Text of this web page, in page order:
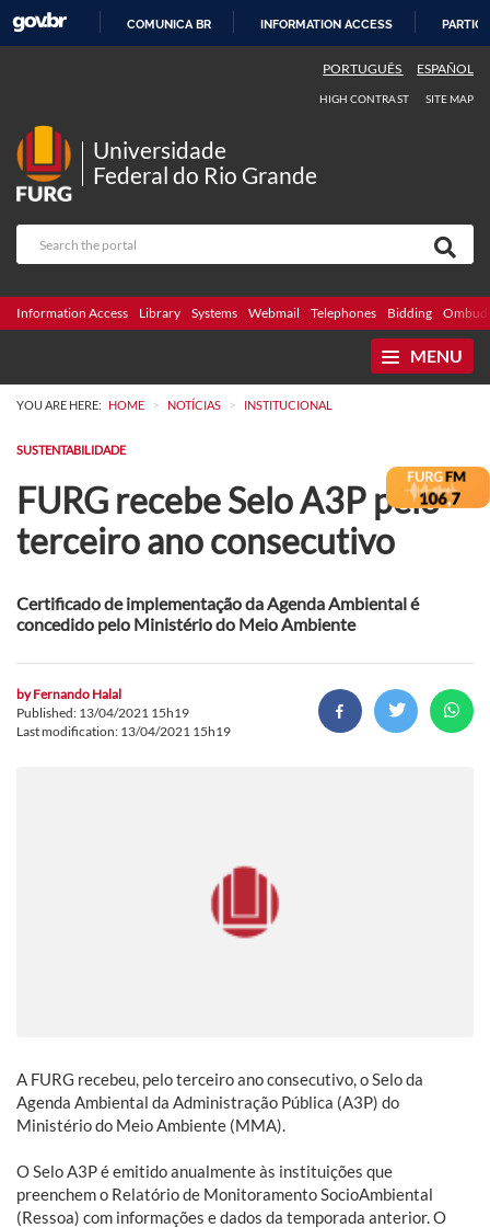
COMUNICA BR INFORMATION ACCESS
PORTUGUÊS ESPAÑOL
HIGH CONTRAST SITE MAP
Universidade
Federal do Rio Grande
Information Access Library Systems Webmail Telephones Bidding
MENU
YOU ARE HERE: HOME > NOTÍCIAS > INSTITUCIONAL
SUSTENTABILIDADE
FURG recebe Selo A3P pelo
terceiro ano consecutivo
Certificado de implementação da Agenda Ambiental é
concedido pelo Ministério do Meio Ambiente
byFernando Halal
Published: 13/04/2021 15h19
Last modification: 13/04/2021 15h19
A FURG recebeu, pelo terceiro ano consecutivo, o Selo da
Agenda Ambiental da Administração Pública (A3P) do
Ministério do Meio Ambiente (MMA).
O Selo A3P é emitido anualmente às instituições que
preenchem o Relatório de Monitoramento SocioAmbiental
(Ressoa) com informações e dados da temporada anterior. O